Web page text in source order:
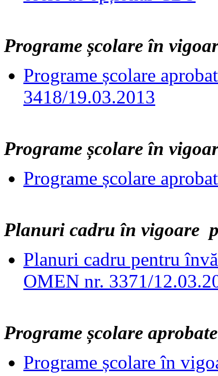
Programe școlare în
Programe școlare
3418/19.03.2013
Programe școlare în
Programe școlare
Planuri cadru în vigoare
Planuri cadru pentru
OMEN nr. 3371/
Programe școlare
Programe școlare în